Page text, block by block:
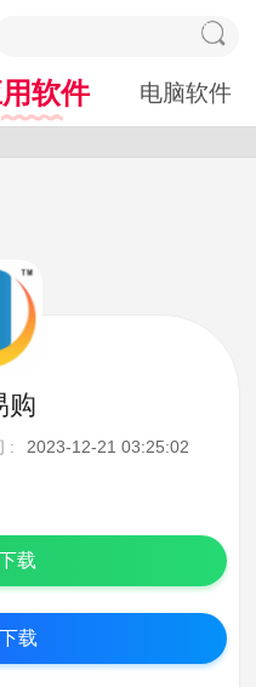
软件 电脑软件
购
: 2023-12-21 03:25:02
载
载